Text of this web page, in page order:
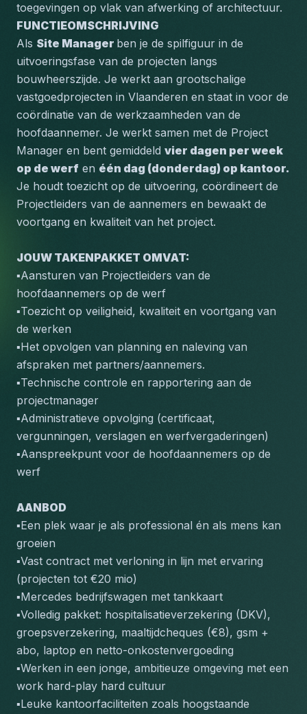
toegevingen op vlak van afwerking of architectuur.
FUNCTIEOMSCHRIJVING
Als Site Manager ben je de spilfiguur in de
uitvoeringsfase van de projecten langs
bouwheerszijde. Je werkt aan grootschalige
vastgoedprojecten in Vlaanderen en staat in voor de
coördinatie van de werkzaamheden van de
hoofdaannemer. Je werkt samen met de Project
Manager en bent gemiddeld vier dagen per week
op de werf en
Je houdt toezicht op de uitvoering, coördineert de
Projectleiders van de aannemers en bewaakt de
voortgang en kwaliteit van het project.
JOUW TAKENPAKKET OMVAT:
▪️Aansturen van Projectleiders van de
hoofdaannemers op de werf
▪️Toezicht op veiligheid, kwaliteit en voortgang van
de werken
▪️Het opvolgen van planning en naleving van
afspraken met partners/aannemers.
▪️Technische controle en rapportering aan de
projectmanager
▪️Administratieve opvolging (certificaat,
vergunningen, verslagen en werfvergaderingen)
▪️Aanspreekpunt voor de hoofdaannemers op de
werf
AANBOD
▪️Een plek waar je als professional én als mens kan
groeien
▪️Vast contract met verloning in lijn met ervaring
(projecten tot €20 mio)
▪️Mercedes bedrijfswagen met tankkaart
▪️Volledig pakket: hospitalisatieverzekering (DKV),
groepsverzekering, maaltijdcheques (€8), gsm +
abo, laptop en netto-onkostenvergoeding
▪️Werken in een jonge, ambitieuze omgeving met een
work hard-play hard cultuur
▪️Leuke kantoorfaciliteiten zoals hoogstaande